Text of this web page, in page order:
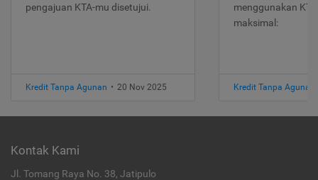
pengajuan KTA-mu disetujui.
Kredit Tanpa Agunan • 20 Nov 2025
menggunakan
maksimal:
Kredit Tanpa Agunan
Kontak Kami
Jl. Tomang Raya No. 38, Jatipulo